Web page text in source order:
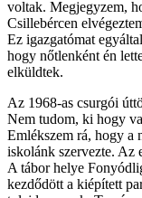
voltak. Megjegyzem,
Csillebércen
Ez igazgatómat
hogy nőtlenként én
elküldtek.
Az 1968-as csurgói
Nem tudom, ki hogy
Emlékszem rá, hogy a
iskolánk szervezte. Az
A tábor helye
kezdődött a kiépített